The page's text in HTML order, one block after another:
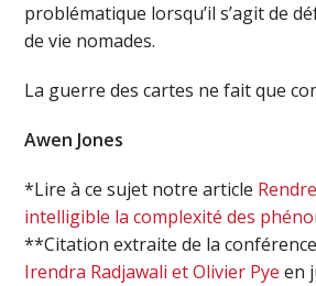
problématique lorsqu’il s’agit de
de vie nomades.
La guerre des cartes ne fait que
Awen Jones
*Lire à ce sujet notre article
intelligible la complexité des
**Citation extraite de la
Irendra Radjawali et Olivier Pye en